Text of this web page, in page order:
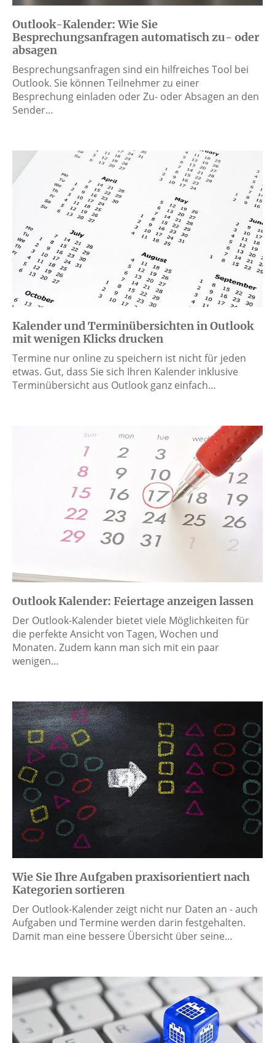
Outlook-Kalender: Wie Sie
Besprechungsanfragen automatisch zu- oder
absagen
Besprechungsanfragen sind ein hilfreiches Tool bei
Outlook. Sie können Teilnehmer zu einer
Besprechung einladen oder Zu- oder Absagen an den
Sender…
Kalender und Terminübersichten in Outlook
mit wenigen Klicks drucken
Termine nur online zu speichern ist nicht für jeden
etwas. Gut, dass Sie sich Ihren Kalender inklusive
Terminübersicht aus Outlook ganz einfach…
Outlook Kalender: Feiertage anzeigen lassen
Der Outlook-Kalender bietet viele Möglichkeiten für
die perfekte Ansicht von Tagen, Wochen und
Monaten. Zudem kann man sich mit ein paar
wenigen…
Wie Sie Ihre Aufgaben praxisorientiert nach
Kategorien sortieren
Der Outlook-Kalender zeigt nicht nur Daten an - auch
Aufgaben und Termine werden darin festgehalten.
Damit man eine bessere Übersicht über seine…